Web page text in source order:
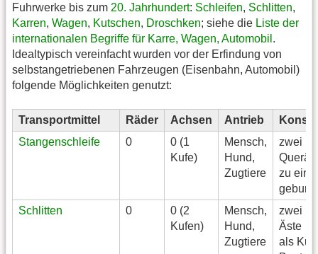
Fuhrwerke bis zum 20. Jahrhundert: Schleifen, Schlitten,
Karren, Wagen, Kutschen, Droschken; siehe die Liste der
internationalen Begriffe für Karre, Wagen, Automobil .
Idealtypisch vereinfacht wurden vor der Erfindung von
selbstangetriebenen Fahrzeugen (Eisenbahn, Automobil)
folgende Möglichkeiten genutzt:
Transportmittel Räder Achsen Antrieb
Stangenschleife
0
0 (1
Kufe)
Mensch,
Hund,
Zugtiere
zwei
zu
Schlitten
0
0 (2
Kufen)
Mensch,
Hund,
Zugtiere
zwei
Äste
als